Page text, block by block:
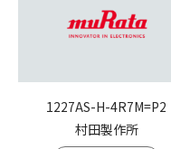
1227AS-H-4R7M=P2
村田製作所